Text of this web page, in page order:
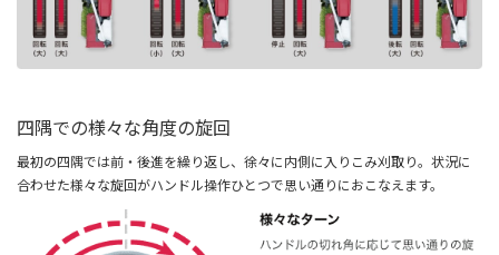
四隅での様々な角度の旋回
最初の四隅では前・後進を繰り返し、徐々に内側に入りこみ刈取り。状況に
合わせた様々な旋回がハンドル操作ひとつで思い通りにおこなえます。